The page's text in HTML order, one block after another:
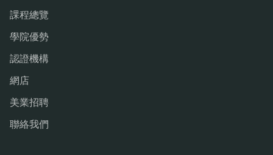
課程總覽
學院優勢
認證機構
網店
美業招聘
聯絡我們